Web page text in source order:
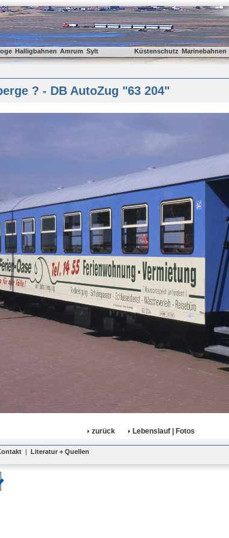
Halligbahnen Amrum Sylt Küstenschutz Marinebahnen
? - DB AutoZug "63 204"
zurück
Lebenslauf | Fotos
| Literatur + Quellen